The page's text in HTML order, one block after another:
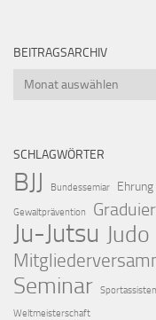
BEITRAGSARCHIV
Beitragsarchiv
SCHLAGWÖRTER
BJJ Bundessemiar Ehrung
Gewaltprävention
Ju-Jutsu Judo
Seminar
Weltmeisterschaft